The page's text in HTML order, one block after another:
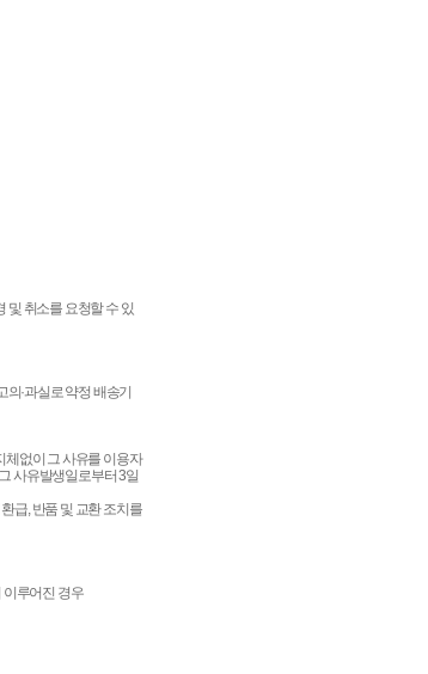
및 취소를 요청할 수 있
·과실로 약정 배송기
체없이 그 사유를 이용자
사유발생일로부터 3일
급, 반품 및 교환 조치를
이루어진 경우